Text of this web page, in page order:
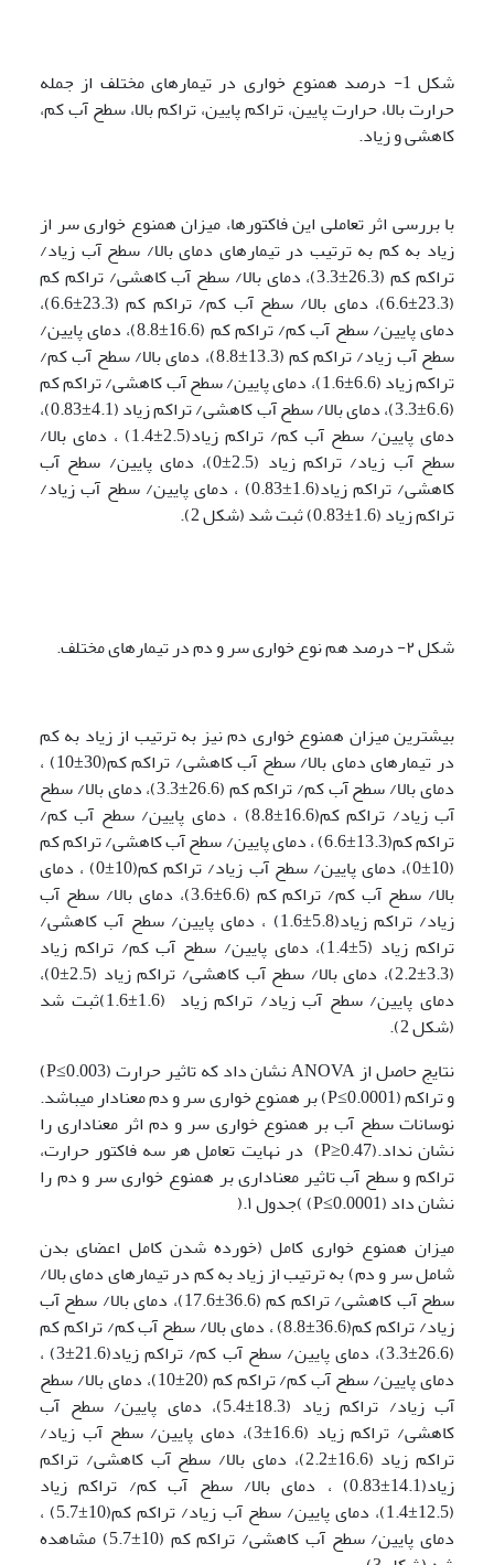
شکل 1- درصد همنوع خواری در تیمارهای مختلف از جمله
حرارت بالا، حرارت پایین، تراکم پایین، تراکم بالا، سطح آب کم،
کاهشی و زیاد.
با بررسی اثر تعاملی این فاکتورها، میزان همنوع خواری سر از
زیاد به کم به ترتیب در تیمارهای دمای بالا/ سطح آب زیاد/
تراکم کم (26.3±3.3)، دمای بالا/ سطح آب کاهشی/ تراکم کم
(23.3±6.6)، دمای بالا/ سطح آب کم/ تراکم کم (23.3±6.6)،
دمای پایین/ سطح آب کم/ تراکم کم (16.6±8.8)، دمای پایین/
سطح آب زیاد/ تراکم کم (13.3±8.8)، دمای بالا/ سطح آب کم/
تراکم زیاد (6.6±1.6)، دمای پایین/ سطح آب کاهشی/ تراکم کم
(6.6±3.3)، دمای بالا/ سطح آب کاهشی/ تراکم زیاد (4.1±0.83)،
دمای پایین/ سطح آب کم/ تراکم زیاد(2.5±1.4) ، دمای بالا/
سطح آب زیاد/ تراکم زیاد (2.5±0)، دمای پایین/ سطح آب
کاهشی/ تراکم زیاد(1.6±0.83) ، دمای پایین/ سطح آب زیاد/
تراکم زیاد (1.6±0.83) ثبت شد (شکل 2).
شکل ۲- درصد هم نوع خواری سر و دم در تیمارهای مختلف.
بیشترین میزان همنوع خواری دم نیز به ترتیب از زیاد به کم
در تیمارهای دمای بالا/ سطح آب کاهشی/ تراکم کم(30±10) ،
دمای بالا/ سطح آب کم/ تراکم کم (26.6±3.3)، دمای بالا/ سطح
آب زیاد/ تراکم کم(16.6±8.8) ، دمای پایین/ سطح آب کم/
تراکم کم(13.3±6.6) ، دمای پایین/ سطح آب کاهشی/ تراکم کم
(10±0)، دمای پایین/ سطح آب زیاد/ تراکم کم(10±0) ، دمای
بالا/ سطح آب کم/ تراکم کم (6.6±3.6)، دمای بالا/ سطح آب
زیاد/ تراکم زیاد(5.8±1.6) ، دمای پایین/ سطح آب کاهشی/
تراکم زیاد (5±1.4)، دمای پایین/ سطح آب کم/ تراکم زیاد
(3.3±2.2)، دمای بالا/ سطح آب کاهشی/ تراکم زیاد (2.5±0)،
دمای پایین/ سطح آب زیاد/ تراکم زیاد (1.6±1.6)ثبت شد
(شکل 2).
نتایج حاصل از ANOVA نشان داد که تاثیر حرارت (P≤0.003)
و تراکم (P≤0.0001) بر همنوع خواری سر و دم معنادار می­باشد.
نوسانات سطح آب بر همنوع خواری سر و دم اثر معناداری را
نشان نداد.(P≥0.47) در نهایت تعامل هر سه فاکتور حرارت،
تراکم و سطح آب تاثیر معناداری بر همنوع خواری سر و دم را
نشان داد (P≤0.0001) )جدول ۱.(
میزان همنوع خواری کامل (خورده شدن کامل اعضای بدن
شامل سر و دم) به ترتیب از زیاد به کم در تیمارهای دمای بالا/
سطح آب کاهشی/ تراکم کم (36.6±17.6)، دمای بالا/ سطح آب
زیاد/ تراکم کم(36.6±8.8) ، دمای بالا/ سطح آب کم/ تراکم کم
(26.6±3.3)، دمای پایین/ سطح آب کم/ تراکم زیاد(21.6±3) ،
دمای پایین/ سطح آب کم/ تراکم کم (20±10)، دمای بالا/ سطح
آب زیاد/ تراکم زیاد (18.3±5.4)، دمای پایین/ سطح آب
کاهشی/ تراکم زیاد (16.6±3)، دمای پایین/ سطح آب زیاد/
تراکم زیاد (16.6±2.2)، دمای بالا/ سطح آب کاهشی/ تراکم
زیاد(14.1±0.83) ، دمای بالا/ سطح آب کم/ تراکم زیاد
(12.5±1.4)، دمای پایین/ سطح آب زیاد/ تراکم کم(10±5.7) ،
دمای پایین/ سطح آب کاهشی/ تراکم کم (10±5.7) مشاهده